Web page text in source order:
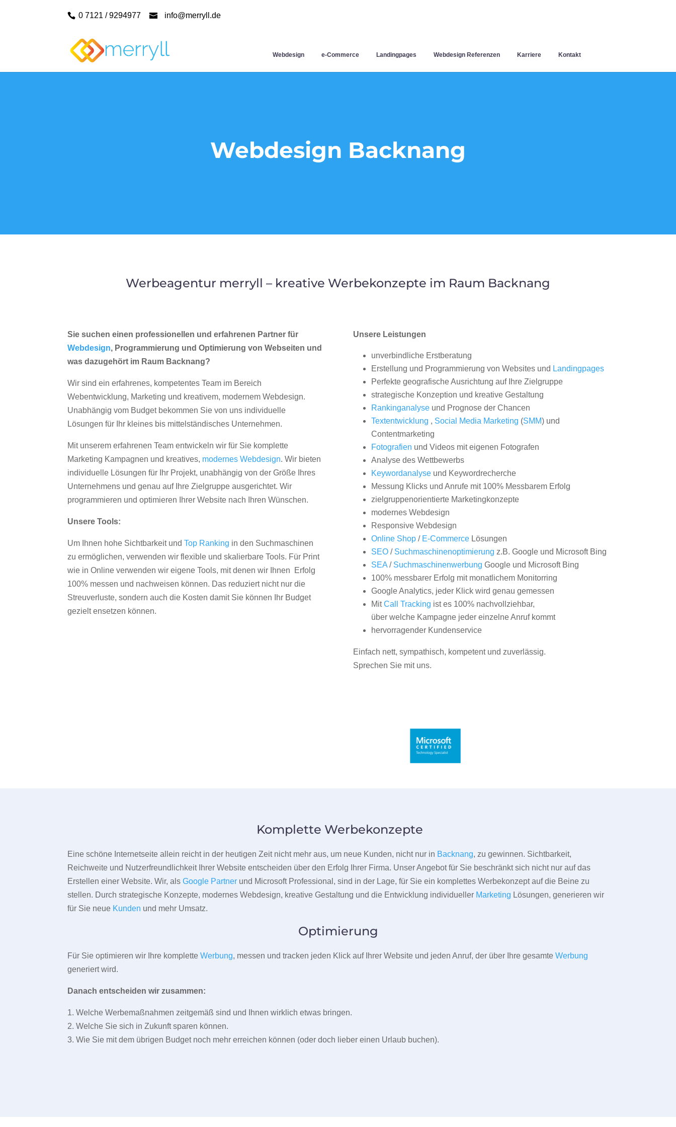
0 7121 / 9294977 info@merryll.de
Webdesign e-Commerce Landingpages Webdesign Referenzen Karriere Kontakt
Webdesign Backnang
Werbeagentur merryll – kreative Werbekonzepte im Raum Backnang
Sie suchen einen professionellen und erfahrenen Partner für
Webdesign, Programmierung und Optimierung von Webseiten und
was dazugehört im Raum Backnang?
Wir sind ein erfahrenes, kompetentes Team im Bereich
Webentwicklung, Marketing und kreativem, modernem Webdesign.
Unabhängig vom Budget bekommen Sie von uns individuelle
Lösungen für Ihr kleines bis mittelständisches Unternehmen.
Mit unserem erfahrenen Team entwickeln wir für Sie komplette
Marketing Kampagnen und kreatives, modernes Webdesign. Wir bieten
individuelle Lösungen für Ihr Projekt, unabhängig von der Größe Ihres
Unternehmens und genau auf Ihre Zielgruppe ausgerichtet. Wir
programmieren und optimieren Ihrer Website nach Ihren Wünschen.
Unsere Tools:
Um Ihnen hohe Sichtbarkeit undTop Ranking in den Suchmaschinen
zu ermöglichen, verwenden wir flexible und skalierbare Tools. Für Print
wie in Online verwenden wir eigene Tools, mit denen wir Ihnen Erfolg
100% messen und nachweisen können. Das reduziert nicht nur die
Streuverluste, sondern auch die Kosten damit Sie können Ihr Budget
gezielt ensetzen können.
Unsere Leistungen
unverbindliche Erstberatung
Erstellung und Programmierung von Websites und Landingpages
Perfekte geografische Ausrichtung auf Ihre Zielgruppe
strategische Konzeption und kreative Gestaltung
Rankinganalyseund Prognose der Chancen
Textentwicklung , Social Media Marketing (SMM) und
Contentmarketing
Fotografien und Videos mit eigenen Fotografen
Analyse des Wettbewerbs
Keywordanalyseund Keywordrecherche
Messung Klicks und Anrufe mit 100% Messbarem Erfolg
zielgruppenorientierte Marketingkonzepte
modernes Webdesign
Responsive Webdesign
Online Shop/ E-CommerceLösungen
SEO/ Suchmaschinenoptimierung z.B. Google und Microsoft Bing
SEA/ Suchmaschinenwerbung Google und Microsoft Bing
100% messbarer Erfolg mit monatlichem Monitorring
Google Analytics, jeder Klick wird genau gemessen
MitCall Tracking ist es 100% nachvollziehbar,
über welche Kampagne jeder einzelne Anruf kommt
hervorragender Kundenservice
Einfach nett, sympathisch, kompetent und zuverlässig.
Sprechen Sie mit uns.
Komplette Werbekonzepte
Eine schöne Internetseite allein reicht in der heutigen Zeit nicht mehr aus, um neue Kunden, nicht nur in Backnang, zu gewinnen. Sichtbarkeit,
Reichweite und Nutzerfreundlichkeit Ihrer Website entscheiden über den Erfolg Ihrer Firma. Unser Angebot für Sie beschränkt sich nicht nur auf das
Erstellen einer Website. Wir, alsGoogle Partner und Microsoft Professional, sind in der Lage, für Sie ein komplettes Werbekonzept auf die Beine zu
stellen. Durch strategische Konzepte, modernes Webdesign, kreative Gestaltung und die Entwicklung individueller Marketing Lösungen, generieren wir
für Sie neue Kunden und mehr Umsatz.
Optimierung
Für Sie optimieren wir Ihre kompletteWerbung, messen und tracken jeden Klick auf Ihrer Website und jeden Anruf, der über Ihre gesamteWerbung
generiert wird.
Danach entscheiden wir zusammen:
1. Welche Werbemaßnahmen zeitgemäß sind und Ihnen wirklich etwas bringen.
2. Welche Sie sich in Zukunft sparen können.
3. Wie Sie mit dem übrigen Budget noch mehr erreichen können (oder doch lieber einen Urlaub buchen).